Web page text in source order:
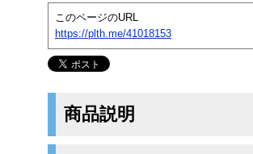
このページのURL
https://plth.me/41018153
商品説明